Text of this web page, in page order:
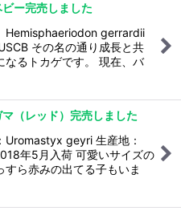
ー完売しました
gerrardii
その名の通り成長と共
なるトカゲです。 現在、バ
（レッド）完売しました
Uromastyx geyri 生産地：
年5月入荷 可愛いサイズの
すら赤みの出てる子もいま